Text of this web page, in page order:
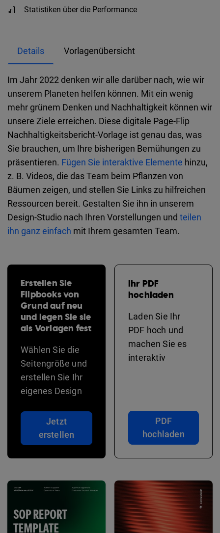
Statistiken über die Performance
Details Vorlagenübersicht
Im Jahr 2022 denken wir alle darüber nach, wie wir
unserem Planeten helfen können. Mit ein wenig
mehr grünem Denken und Nachhaltigkeit können wir
unsere Ziele erreichen. Diese digitale Page-Flip
Nachhaltigkeitsbericht-Vorlage ist genau das, was
Sie brauchen, um Ihre bisherigen Bemühungen zu
präsentieren. Fügen Sie interaktive Elemente hinzu,
z. B. Videos, die das Team beim Pflanzen von
Bäumen zeigen, und stellen Sie Links zu hilfreichen
Ressourcen bereit. Gestalten Sie ihn in unserem
Design-Studio nach Ihren Vorstellungen und teilen
ihn ganz einfach mit Ihrem gesamten Team.
Erstellen Sie
Flipbooks von
Grund auf neu
und legen Sie sie
als Vorlagen fest
Wählen Sie die
Seitengröße und
erstellen Sie Ihr
eigenes Design
Jetzt
erstellen
Ihr PDF
hochladen
Laden Sie Ihr
PDF hoch und
machen Sie es
interaktiv
PDF
hochladen